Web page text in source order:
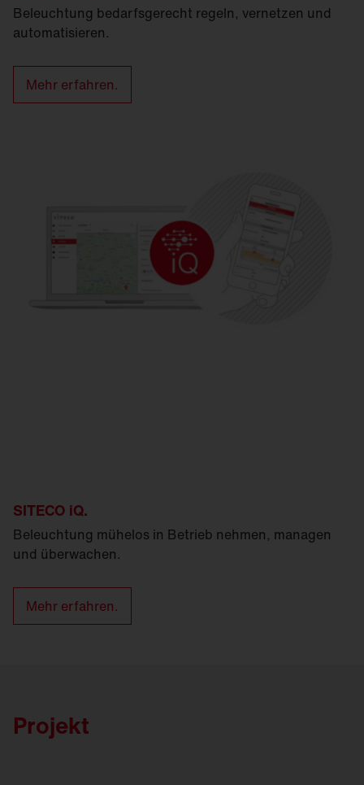
Beleuchtung bedarfsgerecht regeln, vernetzen und
automatisieren.
Mehr erfahren.
SITECO iQ.
Beleuchtung mühelos in Betrieb nehmen, managen
und überwachen.
Mehr erfahren.
Projekt